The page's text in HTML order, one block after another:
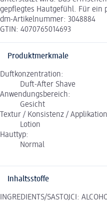
gepflegtes Hautgefühl. Für ein
dm-Artikelnummer: 3048884
GTIN: 4070765014693
Produktmerkmale
Duftkonzentration:
Duft-After Shave
Anwendungsbereich:
Gesicht
Textur / Konsistenz /
Lotion
Hauttyp:
Normal
Inhaltsstoffe
INGREDIENTS/SASTOJCI: